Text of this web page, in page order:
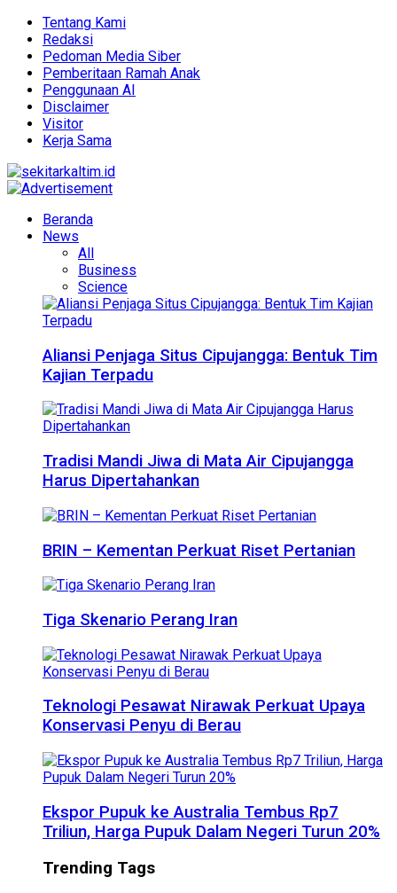
Tentang Kami
Redaksi
Pedoman Media Siber
Pemberitaan Ramah Anak
Penggunaan AI
Disclaimer
Visitor
Kerja Sama
Beranda
News
All
Business
Science
Aliansi Penjaga Situs Cipujangga: Bentuk Tim
Kajian Terpadu
Tradisi Mandi Jiwa di Mata Air Cipujangga
Harus Dipertahankan
BRIN – Kementan Perkuat Riset Pertanian
Tiga Skenario Perang Iran
Teknologi Pesawat Nirawak Perkuat Upaya
Konservasi Penyu di Berau
Ekspor Pupuk ke Australia Tembus Rp7
Triliun, Harga Pupuk Dalam Negeri Turun 20%
Trending Tags